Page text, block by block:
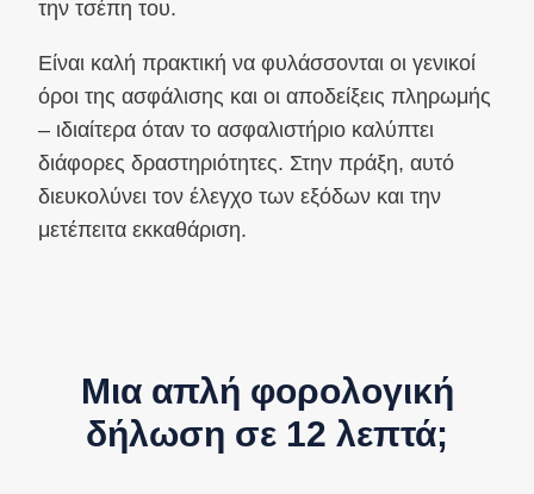
την τσέπη του.
Είναι καλή πρακτική να φυλάσσονται οι γενικοί
όροι της ασφάλισης και οι αποδείξεις πληρωμής
– ιδιαίτερα όταν το ασφαλιστήριο καλύπτει
διάφορες δραστηριότητες. Στην πράξη, αυτό
διευκολύνει τον έλεγχο των εξόδων και την
μετέπειτα εκκαθάριση.
Μια απλή φορολογική
δήλωση σε 12 λεπτά;